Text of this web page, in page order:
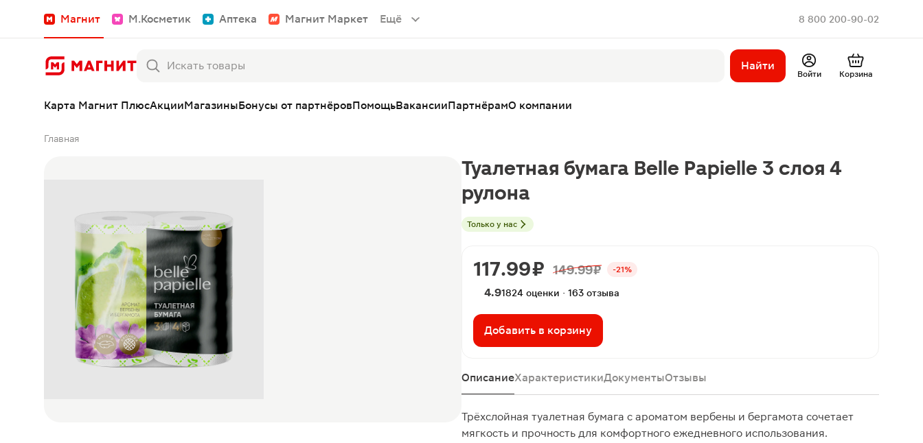
Магнит М.Косметик Аптека Магнит Маркет Ещё 8 800 200-90-02
Найти
Войти Корзина
Карта Магнит ПлюсАкцииМагазиныБонусы от партнёровПомощьВакансииПартнёрамО компании
Главная
Только у нас
Туалетная бумага Belle Papielle 3 слоя 4
рулона
117.99 ₽ 149.99 ₽ -21%
4.91824 оценки · 163 отзыва
Добавить в корзину
ОписаниеХарактеристикиДокументыОтзывы
Трёхслойная туалетная бумага с ароматом вербены и бергамота сочетает
мягкость и прочность для комфортного ежедневного использования.